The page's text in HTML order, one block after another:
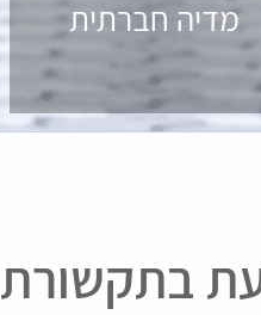
מדיה חברתית
בתקשורת